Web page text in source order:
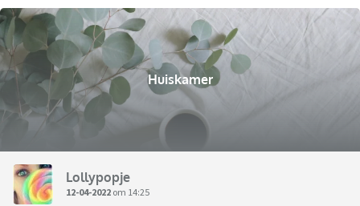
Huiskamer
Lollypopje
12-04-2022 om 14:25